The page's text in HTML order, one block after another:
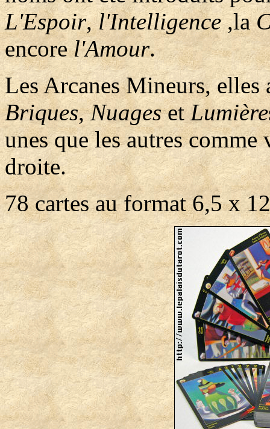
L'Espoir,l'Intelligence,la
encorel'Amour.
Les Arcanes Mineurs, elles
Briques,NuagesetLumière
unes que les autres
droite.
78 cartes au format 6,5 x